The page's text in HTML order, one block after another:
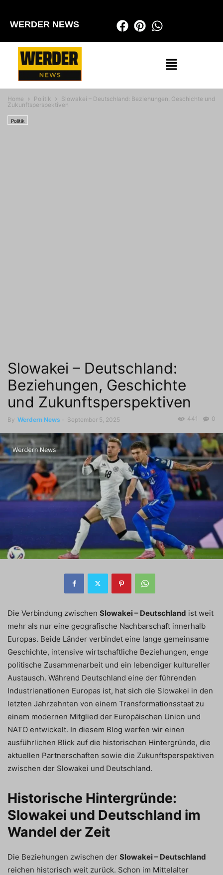
WERDER NEWS
Home Politik
Slowakei – Deutschland: Beziehungen, Geschichte und
Zukunftsperspektiven
Politik
Slowakei – Deutschland:
Beziehungen, Geschichte
und Zukunftsperspektiven
By Werdern News - September 5, 2025 0
441
Die Verbindung zwischen Slowakei – Deutschland ist weit
mehr als nur eine geografische Nachbarschaft innerhalb
Europas. Beide Länder verbindet eine lange gemeinsame
Geschichte, intensive wirtschaftliche Beziehungen, enge
politische Zusammenarbeit und ein lebendiger kultureller
Austausch. Während Deutschland eine der führenden
Industrienationen Europas ist, hat sich die Slowakei in den
letzten Jahrzehnten von einem Transformationsstaat zu
einem modernen Mitglied der Europäischen Union und
NATO entwickelt. In diesem Blog werfen wir einen
ausführlichen Blick auf die historischen Hintergründe, die
aktuellen Partnerschaften sowie die Zukunftsperspektiven
zwischen der Slowakei und Deutschland.
Historische Hintergründe:
Slowakei und Deutschland im
Wandel der Zeit
Die Beziehungen zwischen der Slowakei – Deutschland
reichen historisch weit zurück. Schon im Mittelalter